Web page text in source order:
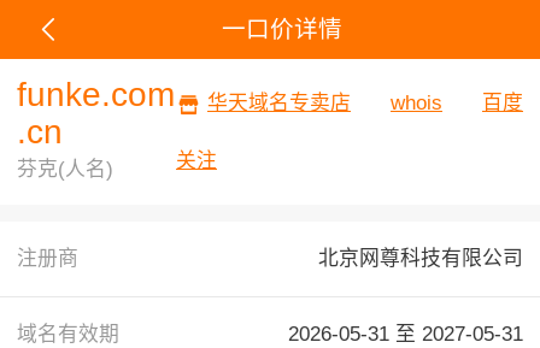
一口价详情
funke.com
.cn
芬克(人名)
华天域名专卖店 whois 百度
关注
注册商 北京网尊科技有限公司
域名有效期 2026-05-31 至 2027-05-31